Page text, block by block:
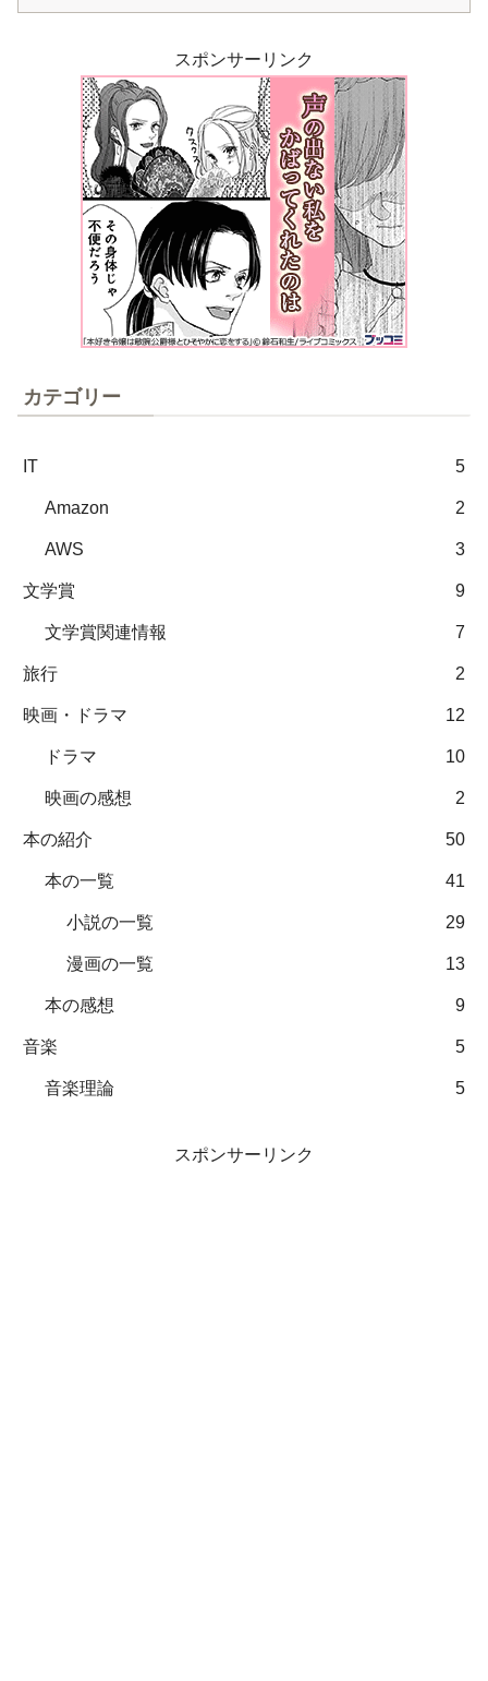
スポンサーリンク
カテゴリー
IT 5
Amazon 2
AWS 3
文学賞 9
文学賞関連情報 7
旅行 2
映画・ドラマ 12
ドラマ 10
映画の感想 2
本の紹介 50
本の一覧 41
小説の一覧 29
漫画の一覧 13
本の感想 9
音楽 5
音楽理論 5
スポンサーリンク